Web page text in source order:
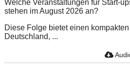
Welche Veranstaltungen für Start-
stehen im August 2026 an?
Diese Folge bietet einen
Deutschland, ...